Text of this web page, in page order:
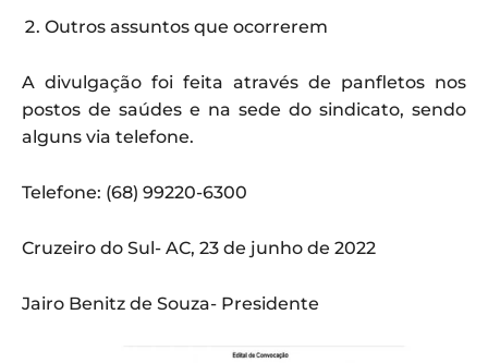
Outros assuntos que ocorrerem
A divulgação foi feita através de panfletos nos
postos de saúdes e na sede do sindicato, sendo
alguns via telefone.
Telefone: (68) 99220-6300
Cruzeiro do Sul- AC, 23 de junho de 2022
Jairo Benitz de Souza- Presidente